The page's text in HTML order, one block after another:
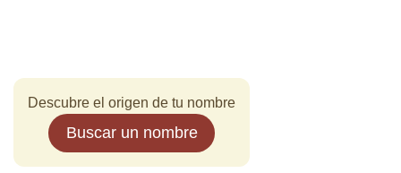
Descubre el origen de tu nombre
Buscar un nombre